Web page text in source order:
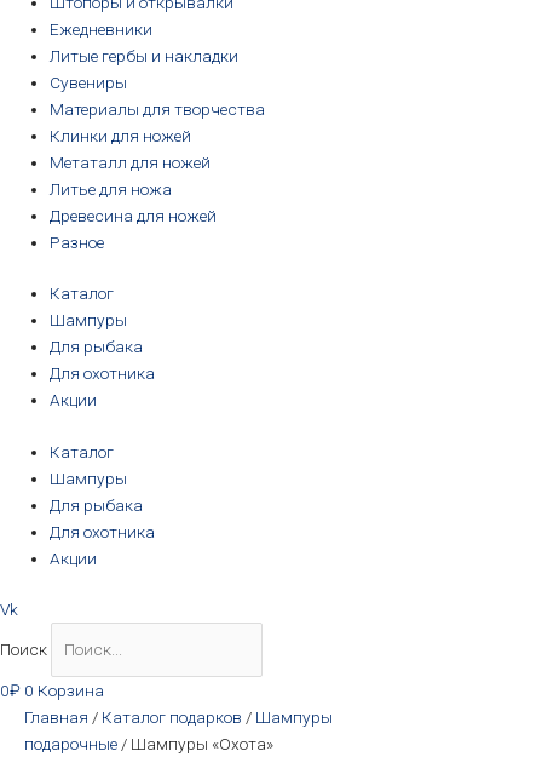
Ежедневники
Литые гербы и накладки
Сувениры
Материалы для творчества
Клинки для ножей
Метаталл для ножей
Литье для ножа
Древесина для ножей
Разное
Каталог
Шампуры
Для рыбака
Для охотника
Акции
Каталог
Шампуры
Для рыбака
Для охотника
Акции
Vk
Поиск
0₽ 0 Корзина
Главная / Каталог подарков / Шампуры
подарочные / Шампуры «Охота»